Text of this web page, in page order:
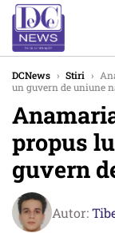
DCNews › Stiri ›
un guvern de uniune
propus
guvern
Autor: